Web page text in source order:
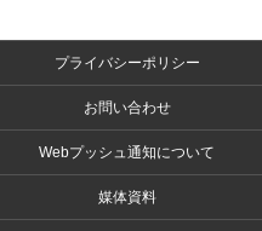
プライバシーポリシー
お問い合わせ
Webプッシュ通知について
媒体資料